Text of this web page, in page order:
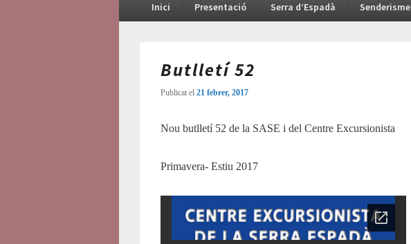
Inici Presentació Serra d’Espadà Senderisme
Butlletí 52
Publicat el 21 febrer, 2017
Nou butlletí 52 de la SASE i del Centre Excursionista
Primavera- Estiu 2017